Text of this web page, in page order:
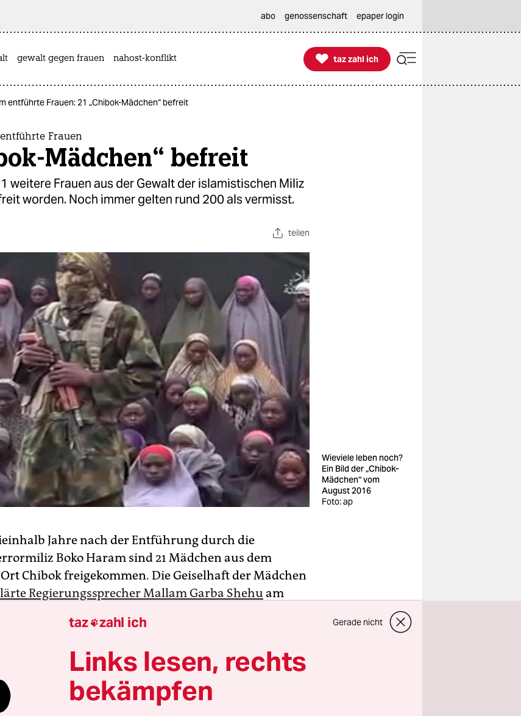
abo genossenschaft epaper login
gewalt gegen frauen nahost-konflikt 
taz zahl ich
taz zahl ich
entführte Frauen: 21 „Chibok-Mädchen“ befreit
Frauen
Mädchen“ befreit
weitere Frauen aus der Gewalt der islamistischen Miliz
worden. Noch immer gelten rund 200 als vermisst.
teilen
Wieviele leben noch?
Ein Bild der „Chibok-
Mädchen“ vom
August 2016
Foto: ap
Jahre nach der Entführung durch die
Boko Haram sind 21 Mädchen aus dem
Chibok freigekommen. Die Geiselhaft der Mädchen
Regierungssprecher Mallam Garba Shehu am
zwischen der sunnitischen Miliz und der
demnach auch das Internationale Rote Kreuz und
beteiligt.
taz zahl ich Gerade nicht
Links lesen, rechts
bekämpfen